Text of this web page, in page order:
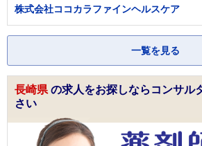
株式会社ココカラファインヘルスケア
一覧を見る
長崎県 の求人をお探しならコンサル
さい